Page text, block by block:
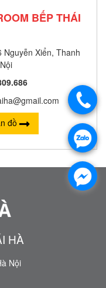
BẾP THÁI
Nguyễn Xiển, Thanh
đồ
HÀ
Nội